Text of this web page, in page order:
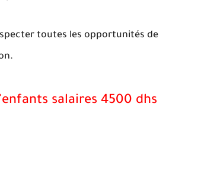
toutes les opportunités de
salaires 4500 dhs